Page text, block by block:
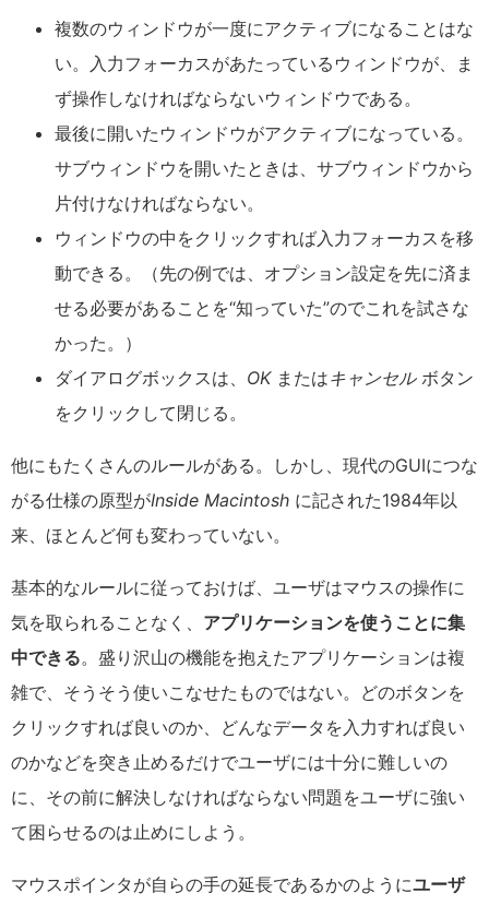
複数のウィンドウが一度にアクティブになることはな
い。入力フォーカスがあたっているウィンドウが、ま
ず操作しなければならないウィンドウである。
最後に開いたウィンドウがアクティブになっている。
サブウィンドウを開いたときは、サブウィンドウから
片付けなければならない。
ウィンドウの中をクリックすれば入力フォーカスを移
動できる。（先の例では、オプション設定を先に済ま
せる必要があることを“知っていた”のでこれを試さな
かった。）
ダイアログボックスは、 OKまたはキャンセルボタン
をクリックして閉じる。
他にもたくさんのルールがある。しかし、現代のGUIにつな
がる仕様の原型がInside Macintosh に記された1984年以
来、ほとんど何も変わっていない。
基本的なルールに従っておけば、ユーザはマウスの操作に
気を取られることなく、 アプリケーションを使うことに集
中できる。盛り沢山の機能を抱えたアプリケーションは複
雑で、そうそう使いこなせたものではない。どのボタンを
クリックすれば良いのか、どんなデータを入力すれば良い
のかなどを突き止めるだけでユーザには十分に難しいの
に、その前に解決しなければならない問題をユーザに強い
て困らせるのは止めにしよう。
マウスポインタが自らの手の延長であるかのようにユーザ